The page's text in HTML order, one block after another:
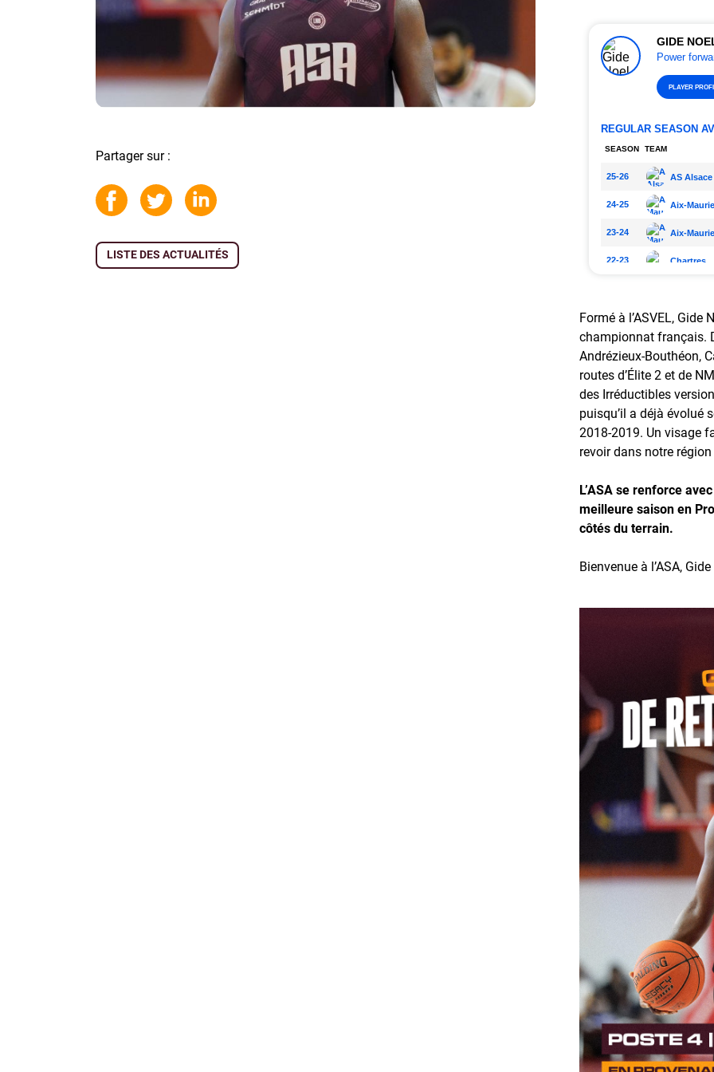
Partager sur :
LISTE DES ACTUALITÉS
Formé à l’ASVEL,
championnat français.
Andrézieux-Bouthéon,
routes d’Élite 2 et de
des Irréductibles
puisqu’il a déjà évolué
2018-2019. Un visage
revoir dans notre région
L’ASA se renforce
meilleure saison en
côtés du terrain.
Bienvenue à l’ASA, Gide